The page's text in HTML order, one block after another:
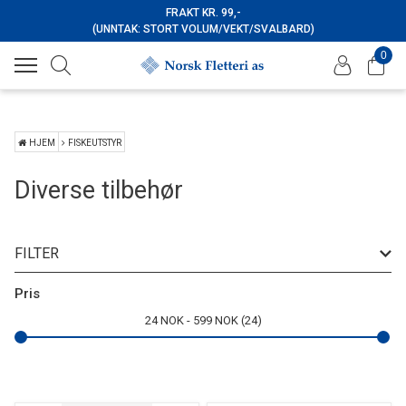
FRAKT KR. 99,-
(UNNTAK: STORT VOLUM/VEKT/SVALBARD)
0
HJEM FISKEUTSTYR
Diverse tilbehør
FILTER
Merke
størrelse
Pris
24 NOK 599 NOK 24